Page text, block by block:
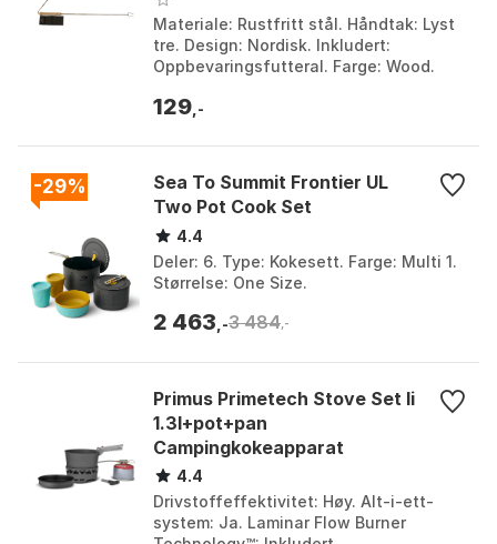
Materiale: Rustfritt stål. Håndtak: Lyst
tre. Design: Nordisk. Inkludert:
Oppbevaringsfutteral. Farge: Wood.
129 ,-
-29%
Sea To Summit Frontier UL
Two Pot Cook Set
4.4
Deler: 6. Type: Kokesett. Farge: Multi 1.
Størrelse: One Size.
2 463 ,-3 484,-
Primus Primetech Stove Set Ii
1.3l+pot+pan
Campingkokeapparat
4.4
Drivstoffeffektivitet: Høy. Alt-i-ett-
system: Ja. Laminar Flow Burner